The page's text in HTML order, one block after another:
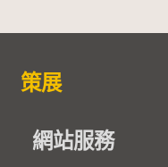
策展
網站服務